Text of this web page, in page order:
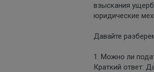
взыскания
юридические
Давайте
1. Можно ли
Краткий ответ: